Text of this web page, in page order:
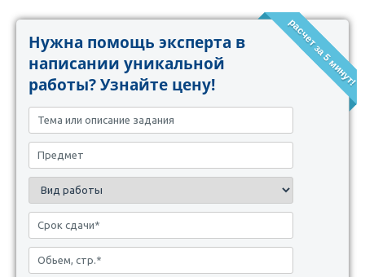
расчет за 5 минут!
Нужна помощь эксперта в
написании уникальной
работы? Узнайте цену!